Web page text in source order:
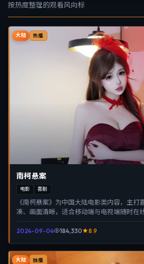
按热度整理的观看风向标
大陆 热播
南柯悬案
电影 喜剧
《南柯悬案》为中国大陆电影类内容，主打
凑、画面清晰，适合移动端与电视端随时在
2024-09-04 184,330 8.9
大陆 独播